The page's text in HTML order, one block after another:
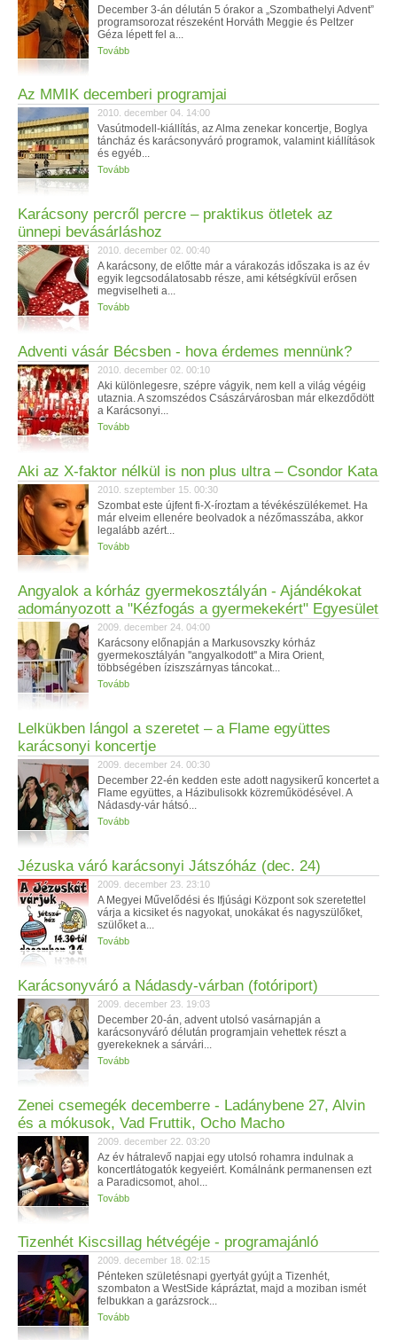
December 3-án délután 5 órakor a „Szombathelyi Advent”
programsorozat részeként Horváth Meggie és Peltzer
Géza lépett fel a...
Tovább
Az MMIK decemberi programjai
2010. december 04. 14:00
Vasútmodell-kiállítás, az Alma zenekar koncertje, Boglya
táncház és karácsonyváró programok, valamint kiállítások
és egyéb...
Tovább
Karácsony percről percre – praktikus ötletek az
ünnepi bevásárláshoz
2010. december 02. 00:40
A karácsony, de előtte már a várakozás időszaka is az év
egyik legcsodálatosabb része, ami kétségkívül erősen
megviselheti a...
Tovább
Adventi vásár Bécsben - hova érdemes mennünk?
2010. december 02. 00:10
Aki különlegesre, szépre vágyik, nem kell a világ végéig
utaznia. A szomszédos Császárvárosban már elkezdődött
a Karácsonyi...
Tovább
Aki az X-faktor nélkül is non plus ultra – Csondor Kata
2010. szeptember 15. 00:30
Szombat este újfent fi-X-íroztam a tévékészülékemet. Ha
már elveim ellenére beolvadok a nézőmasszába, akkor
legalább azért...
Tovább
Angyalok a kórház gyermekosztályán - Ajándékokat
adományozott a "Kézfogás a gyermekekért" Egyesület
2009. december 24. 04:00
Karácsony előnapján a Markusovszky kórház
gyermekosztályán ''angyalkodott'' a Mira Orient,
többségében íziszszárnyas táncokat...
Tovább
Lelkükben lángol a szeretet – a Flame együttes
karácsonyi koncertje
2009. december 24. 00:30
December 22-én kedden este adott nagysikerű koncertet a
Flame együttes, a Házibulisokk közreműködésével. A
Nádasdy-vár hátsó...
Tovább
Jézuska váró karácsonyi Játszóház (dec. 24)
2009. december 23. 23:10
A Megyei Művelődési és Ifjúsági Központ sok szeretettel
várja a kicsiket és nagyokat, unokákat és nagyszülőket,
szülőket a...
Tovább
Karácsonyváró a Nádasdy-várban (fotóriport)
2009. december 23. 19:03
December 20-án, advent utolsó vasárnapján a
karácsonyváró délután programjain vehettek részt a
gyerekeknek a sárvári...
Tovább
Zenei csemegék decemberre - Ladánybene 27, Alvin
és a mókusok, Vad Fruttik, Ocho Macho
2009. december 22. 03:20
Az év hátralevő napjai egy utolsó rohamra indulnak a
koncertlátogatók kegyeiért. Komálnánk permanensen ezt
a Paradicsomot, ahol...
Tovább
Tizenhét Kiscsillag hétvégéje - programajánló
2009. december 18. 02:15
Pénteken születésnapi gyertyát gyújt a Tizenhét,
szombaton a WestSide kápráztat, majd a moziban ismét
felbukkan a garázsrock...
Tovább